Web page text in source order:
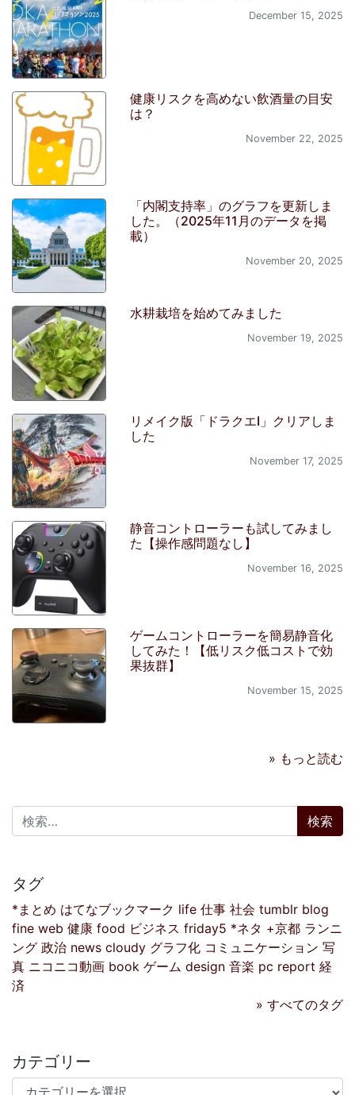
December 15, 2025
健康リスクを高めない飲酒量の目安
は？
November 22, 2025
「内閣支持率」のグラフを更新しま
した。（2025年11月のデータを掲
載）
November 20, 2025
水耕栽培を始めてみました
November 19, 2025
リメイク版「ドラクエI」クリアしま
した
November 17, 2025
静音コントローラーも試してみまし
た【操作感問題なし】
November 16, 2025
ゲームコントローラーを簡易静音化
してみた！【低リスク低コストで効
果抜群】
November 15, 2025
» もっと読む
検索:
タグ
*まとめ はてなブックマーク life 仕事 社会 tumblr blog
fine web 健康 food ビジネス friday5 *ネタ +京都 ランニ
ング 政治 news cloudy グラフ化 コミュニケーション 写
真 ニコニコ動画 book ゲーム design 音楽 pc report 経
済
» すべてのタグ
カテゴリー
カテゴリー